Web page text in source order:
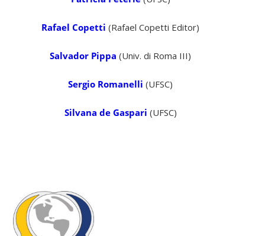
Rafael Copetti (Rafael Copetti Editor)
Salvador Pippa (Univ. di Roma III)
Sergio Romanelli (UFSC)
Silvana de Gaspari (UFSC)